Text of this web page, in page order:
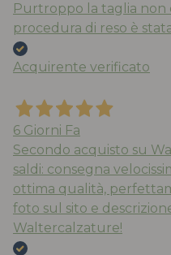
Purtroppo la taglia non
procedura di reso è
Acquirente verificato
6 Giorni Fa
Secondo acquisto su
saldi: consegna
ottima qualità,
foto sul sito e
Waltercalzature!